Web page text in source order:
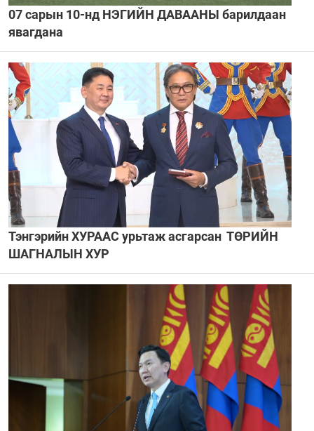
07 сарын 10-нд НЭГИЙН ДАВААНЫ барилдаан
явагдана
Тэнгэрийн ХУРААС урьтаж асгарсан ТӨРИЙН
ШАГНАЛЫН ХУР